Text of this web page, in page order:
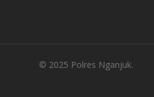
© 2025 Polres Nganjuk.